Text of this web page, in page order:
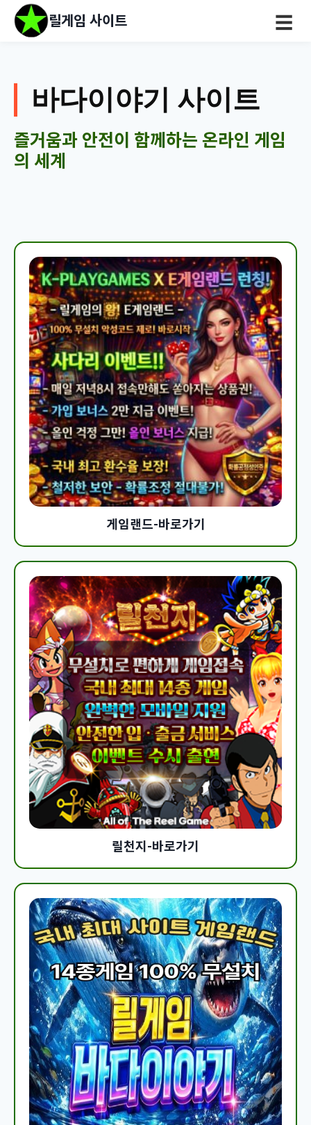
릴게임 사이트 ☰
바다이야기 사이트
즐거움과 안전이 함께하는 온라인 게임
의 세계
게임랜드-바로가기
릴천지-바로가기